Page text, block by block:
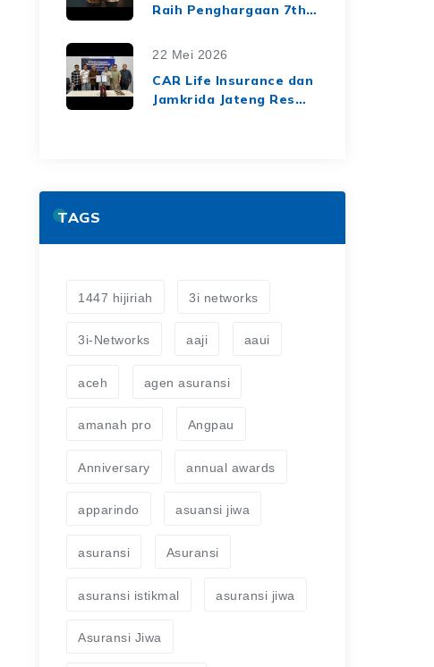
Raih Penghargaan 7th
Companies Awards
Keuangan yang Solid
dan Berkelanjutan
22 Mei 2026
CAR Life Insurance dan
Jamkrida Jateng Resmi
TAGS
1447 hijiriah 3i networks
3i-Networks aaji aaui
aceh agen asuransi
amanah pro Angpau
Anniversary annual awards
apparindo asuansi jiwa
asuransi Asuransi
asuransi istikmal asuransi jiwa
Asuransi Jiwa